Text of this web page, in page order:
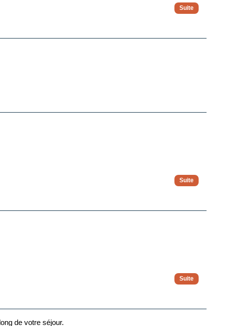
sur place.
de votre séjour.